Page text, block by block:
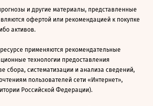
и другие материалы, представленные
офертой или рекомендацией к покупке
активов.
применяются рекомендательные
технологии предоставления
сбора, систематизации и анализа сведений,
пользователей сети «Интернет»,
Российской Федерации).